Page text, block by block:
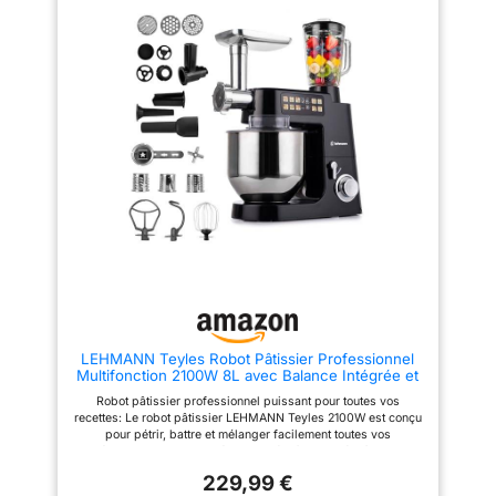
intégrée dans le bol, sur le haut
de l'appareil ou en tant
qu'accessoire optionnel
APPLICATION INSPIRANTE :
Choisissez parmi les 50
recettes disponibles sur
l'application et contrôlez la
préparation avec le minuteur
intégré sur votre robot pâtissier
ENGAGEMENT DE
RÉPARABILITÉ PENDANT 15
ANS AU JUSTE PRIX : Faites
réparer votre produit par notre
réseau de 6 200 centres de
Son grand bol en inox de 8L
avec poignée est idéal pour la
cuisine familiale et les grandes
préparations maison. La
balance intégrée jusqu’à 5 kg
permet de peser directement
les ingrédients dans le bol. La
fonction de bol chauffant
réglable de 25 à 45°C favorise
la levée des pâtes et facilite la
préparation du pain et des
brioches Pétrin à pain et pétrin
pizza avec mélange planétaire
parfaitement comme machine à
pétrir la pâte, pétrin pâte à pain
en verre, hachoir à viande et
découpe-légumes inclus: Le
blender en verre 1,5L avec 6
smoothies, soupes, sauces et
préparations maison. Ce robot
LEHMANN Teyles Robot Pâtissier Professionnel
Multifonction 2100W 8L avec Balance Intégrée et
Verre 1,5L, Hachoir à Viande, Noir
Robot pâtissier professionnel puissant pour toutes vos
recettes: Le robot pâtissier LEHMANN Teyles 2100W est conçu
pour pétrir, battre et mélanger facilement toutes vos
assure un mélange homogène pour une cuisine familiale plus
229,99 €